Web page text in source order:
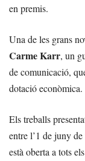
en premis.
Una de les grans
Carme Karr, un
de comunicació,
dotació econòmica.
Els treballs
entre l’1 de juny
està oberta a tots